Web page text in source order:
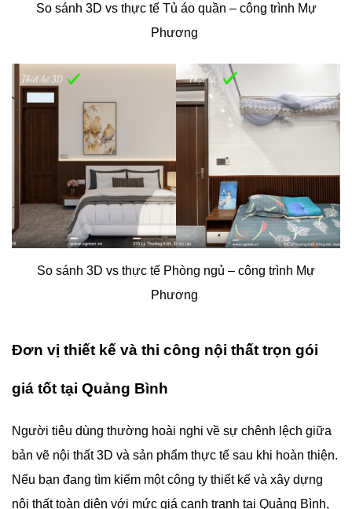
So sánh 3D vs thực tế Tủ áo quần – công trình Mự
Phương
So sánh 3D vs thực tế Phòng ngủ – công trình Mự
Phương
Đơn vị thiết kế và thi công nội thất trọn gói
giá tốt tại Quảng Bình
Người tiêu dùng thường hoài nghi về sự chênh lệch giữa
bản vẽ nội thất 3D và sản phẩm thực tế sau khi hoàn thiện.
Nếu bạn đang tìm kiếm một công ty thiết kế và xây dựng
nội thất toàn diện với mức giá cạnh tranh tại Quảng Bình,